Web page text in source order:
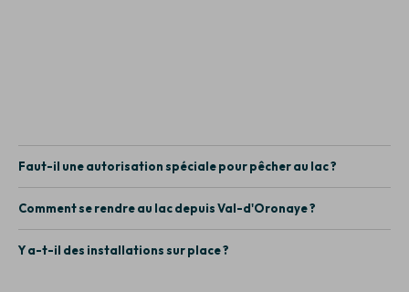
Faut-il une autorisation spéciale pour pêcher au lac ?
Comment se rendre au lac depuis Val-d'Oronaye ?
Y a-t-il des installations sur place ?